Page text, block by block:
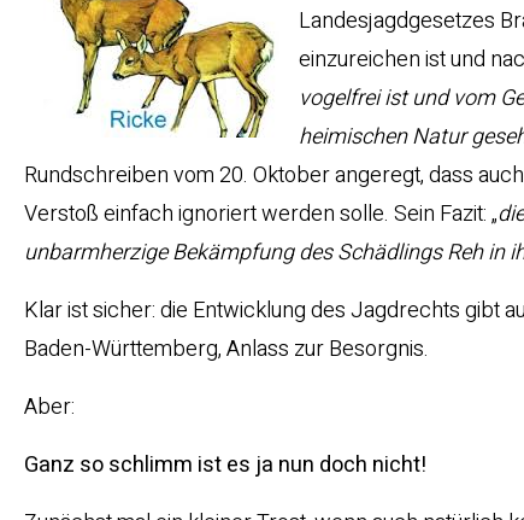
Landesjagdgesetzes
einzureichen ist und
vogelfrei ist und vom
heimischen Natur
Rundschreiben vom 20. Oktober angeregt, dass
Verstoß einfach ignoriert werden solle. Sein Fazit: „
unbarmherzige Bekämpfung des Schädlings Reh in
Klar ist sicher: die Entwicklung des Jagdrechts gibt
Baden-Württemberg, Anlass zur Besorgnis.
Aber:
Ganz so schlimm ist es ja nun doch nicht!